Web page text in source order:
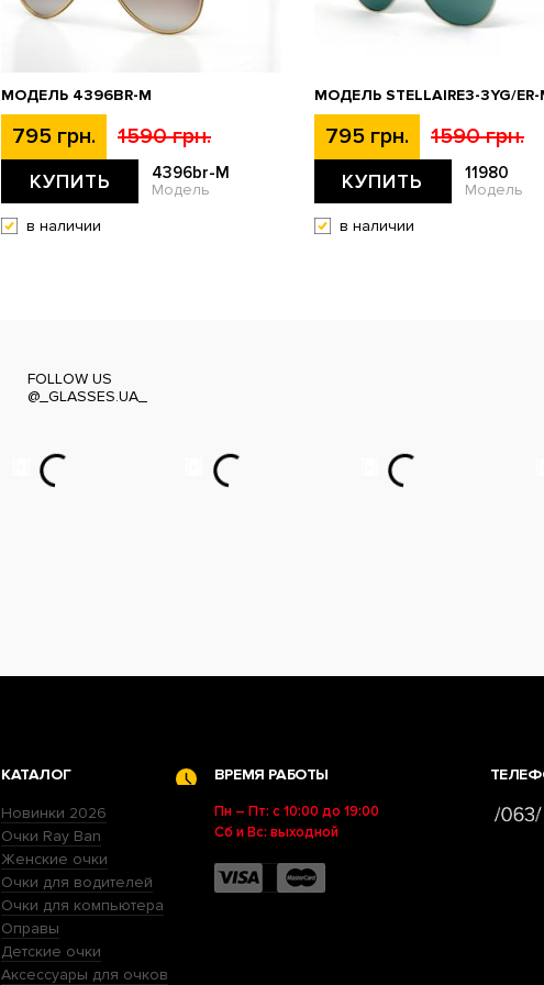
МОДЕЛЬ 4396BR-M
795 грн. 1590 грн.
КУПИТЬ 4396br-M
Модель
в наличии
МОДЕЛЬ STELLAIRE3-3YG/ER-
795 грн. 1590 грн.
КУПИТЬ 11980
Модель
в наличии
FOLLOW US
@_GLASSES.UA_
КАТАЛОГ
Новинки 2026
Очки Ray Ban
Женские очки
Очки для водителей
Очки для компьютера
Оправы
Детские очки
Аксессуары для очков
ВРЕМЯ РАБОТЫ
Пн – Пт: с 10:00 до 19:00
Сб и Вс: выходной